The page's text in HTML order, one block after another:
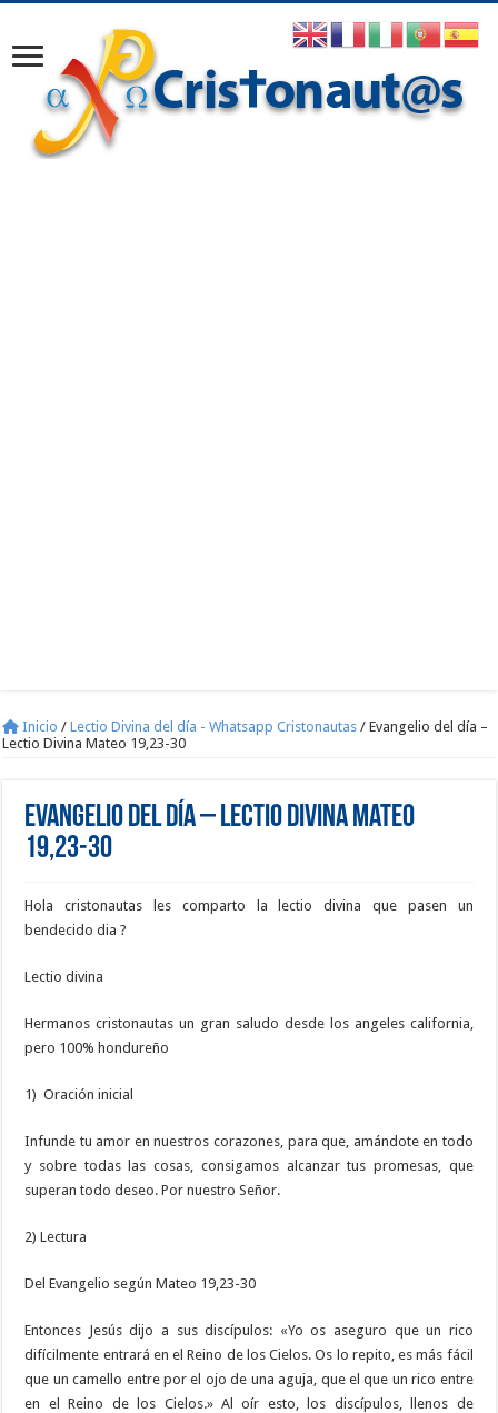
Inicio / Lectio Divina del día - Whatsapp Cristonautas / Evangelio del día –
Lectio Divina Mateo 19,23-30
Evangelio del día – Lectio Divina Mateo
19,23-30
Hola cristonautas les comparto la lectio divina que pasen un
bendecido dia ?
Lectio divina
Hermanos cristonautas un gran saludo desde los angeles california,
pero 100% hondureño
1) Oración inicial
Infunde tu amor en nuestros corazones, para que, amándote en todo
y sobre todas las cosas, consigamos alcanzar tus promesas, que
superan todo deseo. Por nuestro Señor.
2) Lectura
Del Evangelio según Mateo 19,23-30
Entonces Jesús dijo a sus discípulos: «Yo os aseguro que un rico
difícilmente entrará en el Reino de los Cielos. Os lo repito, es más fácil
que un camello entre por el ojo de una aguja, que el que un rico entre
en el Reino de los Cielos.» Al oír esto, los discípulos, llenos de